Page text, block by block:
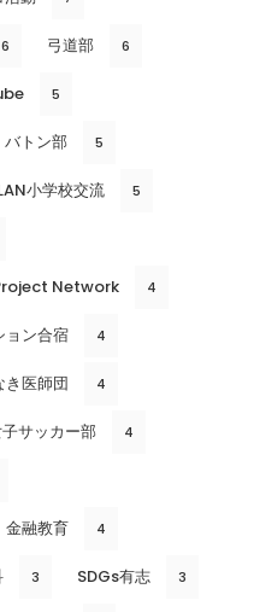
6 弓道部 6
5
バトン部 5
小学校交流 5
Network 4
ョン合宿 4
き医師団 4
サッカー部 4
金融教育 4
3 SDGs有志 3